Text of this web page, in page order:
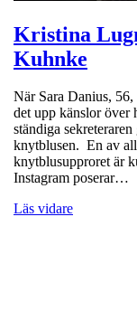
Kristina
Kuhnke
När Sara Danius,
det upp känslor över
ständiga
knytblusen. En av
knytblusupproret är
Instagram poserar…
Läs vidare